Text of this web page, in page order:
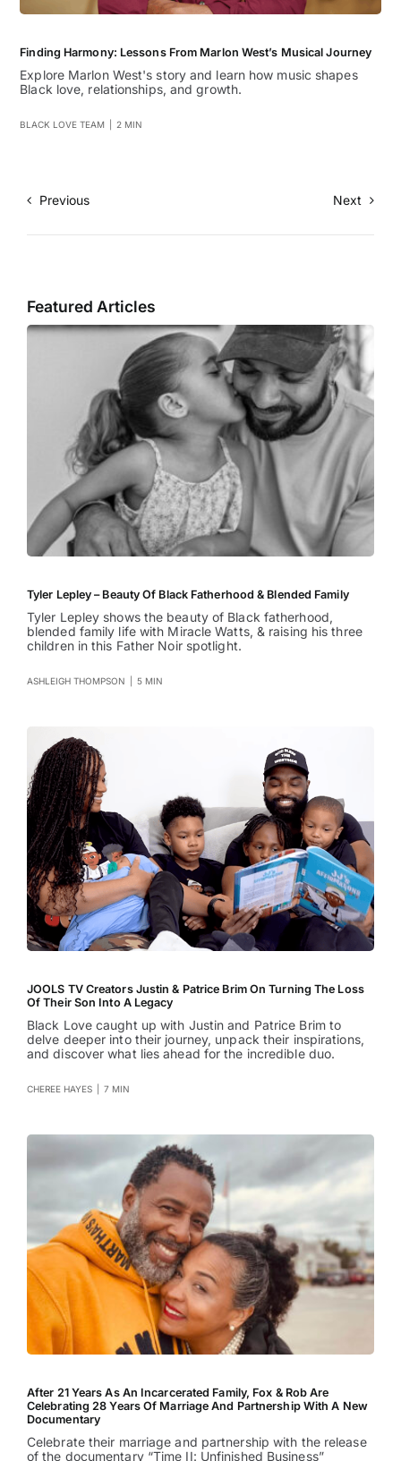
Finding Harmony: Lessons From Marlon West’s Musical Journey
Explore Marlon West's story and learn how music shapes
Black love, relationships, and growth.
BLACK LOVE TEAM 2 MIN
Previous Next
Featured Articles
Tyler Lepley – Beauty Of Black Fatherhood & Blended Family
Tyler Lepley shows the beauty of Black fatherhood,
blended family life with Miracle Watts, & raising his three
children in this Father Noir spotlight.
ASHLEIGH THOMPSON 5 MIN
JOOLS TV Creators Justin & Patrice Brim On Turning The Loss
Of Their Son Into A Legacy
Black Love caught up with Justin and Patrice Brim to
delve deeper into their journey, unpack their inspirations,
and discover what lies ahead for the incredible duo.
CHEREE HAYES 7 MIN
After 21 Years As An Incarcerated Family, Fox & Rob Are
Celebrating 28 Years Of Marriage And Partnership With A New
Documentary
Celebrate their marriage and partnership with the release
of the documentary “Time II: Unfinished Business”